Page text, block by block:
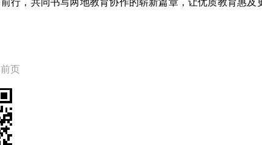
行，共同书写两地教育协作的崭新篇章，让优质教育惠及
页